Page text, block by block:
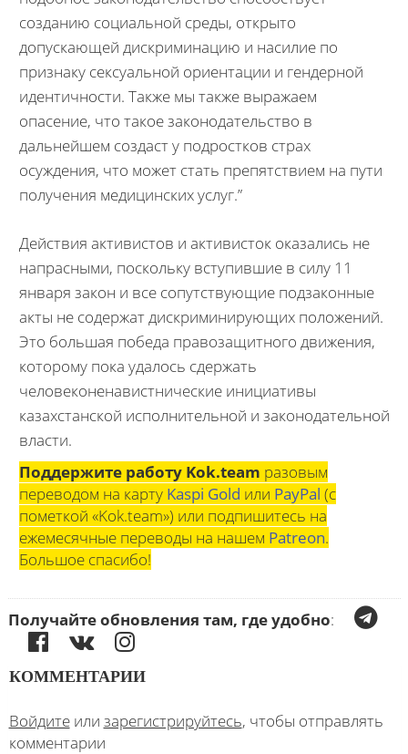
созданию социальной среды, открыто
допускающей дискриминацию и насилие по
признаку сексуальной ориентации и гендерной
идентичности. Также мы также выражаем
опасение, что такое законодательство в
дальнейшем создаст у подростков страх
осуждения, что может стать препятствием на пути
получения медицинских услуг.”
Действия активистов и активисток оказались не
напрасными, поскольку вступившие в силу 11
января закон и все сопутствующие подзаконные
акты не содержат дискриминирующих положений.
Это большая победа правозащитного движения,
которому пока удалось сдержать
человеконенавистнические инициативы
казахстанской исполнительной и законодательной
власти.
Поддержите работу Kok.team разовым
переводом на карту Kaspi Gold или PayPal (с
пометкой «Kok.team») или подпишитесь на
ежемесячные переводы на нашем Patreon.
Большое спасибо!
Получайте обновления там, где удобно:
КОММЕНТАРИИ
Войдитеили зарегистрируйтесь, чтобы отправлять
комментарии